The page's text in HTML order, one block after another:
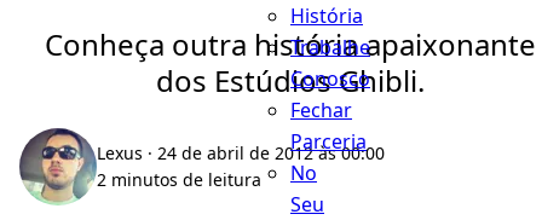
História
Trabalhe
Conosco
Fechar
Parceria
No
Seu
Conheça outra história apaixonante
dos Estúdios Ghibli.
Lexus · 24 de abril de 2012 às 00:00
2 minutos de leitura